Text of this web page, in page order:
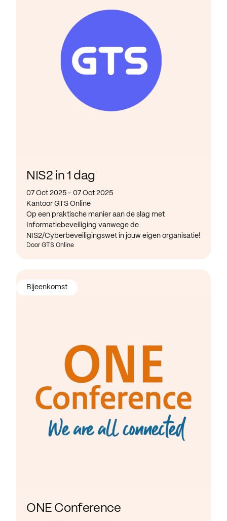
NIS2 in 1 dag
07 Oct 2025 - 07 Oct 2025
Kantoor GTS Online
Op een praktische manier aan de slag met
Informatiebeveiliging vanwege de
NIS2/Cyberbeveiligingswet in jouw eigen organisatie!
Door GTS Online
ONE Conference
Bijeenkomst